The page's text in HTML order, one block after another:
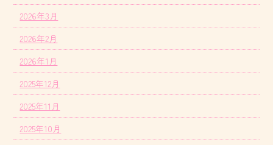
2026年3月
2026年2月
2026年1月
2025年12月
2025年11月
2025年10月